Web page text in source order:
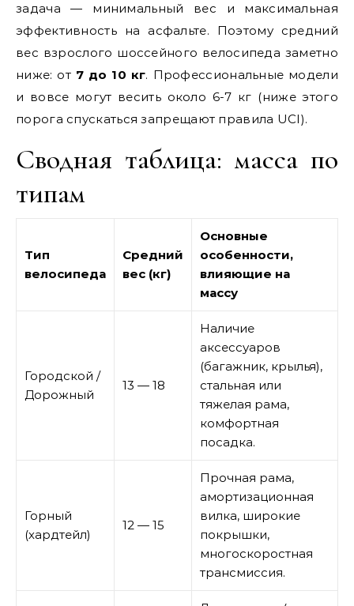
задача — минимальный вес и максимальная
эффективность на асфальте. Поэтому средний
вес взрослого шоссейного велосипеда заметно
ниже: от 7 до 10 кг. Профессиональные модели
и вовсе могут весить около 6-7 кг (ниже этого
порога спускаться запрещают правила UCI).
Сводная таблица: масса по
типам
Тип
велосипеда
Средний
вес (кг)
Основные
особенности,
влияющие на
массу
Городской /
Дорожный
13 — 18
Наличие
аксессуаров
(багажник, крылья),
стальная или
тяжелая рама,
комфортная
посадка.
Горный
(хардтейл)
12 — 15
Прочная рама,
амортизационная
вилка, широкие
покрышки,
многоскоростная
трансмиссия.